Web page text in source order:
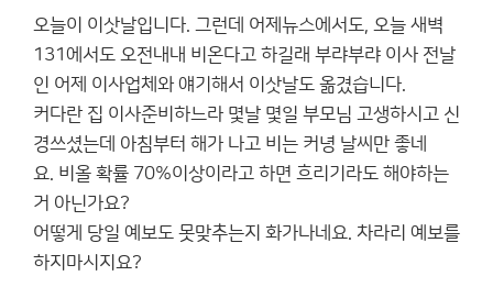
오늘이 이삿날입니다. 그런데 어제뉴스에서도, 오늘 새벽
131에서도 오전내내 비온다고 하길래 부랴부랴 이사 전날
인 어제 이사업체와 얘기해서 이삿날도 옮겼습니다.
커다란 집 이사준비하느라 몇날 몇일 부모님 고생하시고 신
경쓰셨는데 아침부터 해가 나고 비는 커녕 날씨만 좋네
요. 비올 확률 70%이상이라고 하면 흐리기라도 해야하는
거 아닌가요?
어떻게 당일 예보도 못맞추는지 화가나네요. 차라리 예보를
하지마시지요?